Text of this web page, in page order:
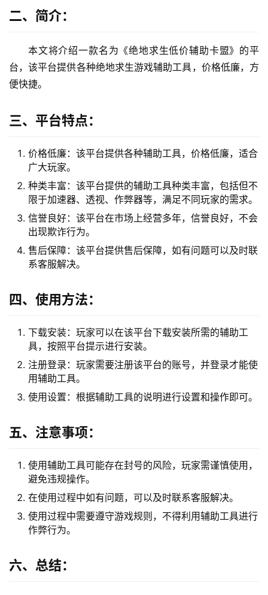
二、简介：
本文将介绍一款名为《绝地求生低价辅助卡盟》的平
台，该平台提供各种绝地求生游戏辅助工具，价格低廉，方
便快捷。
三、平台特点：
价格低廉：该平台提供各种辅助工具，价格低廉，适合
广大玩家。
种类丰富：该平台提供的辅助工具种类丰富，包括但不
限于加速器、透视、作弊器等，满足不同玩家的需求。
信誉良好：该平台在市场上经营多年，信誉良好，不会
出现欺诈行为。
售后保障：该平台提供售后保障，如有问题可以及时联
系客服解决。
四、使用方法：
下载安装：玩家可以在该平台下载安装所需的辅助工
具，按照平台提示进行安装。
注册登录：玩家需要注册该平台的账号，并登录才能使
用辅助工具。
使用设置：根据辅助工具的说明进行设置和操作即可。
五、注意事项：
使用辅助工具可能存在封号的风险，玩家需谨慎使用，
避免违规操作。
在使用过程中如有问题，可以及时联系客服解决。
使用过程中需要遵守游戏规则，不得利用辅助工具进行
作弊行为。
六、总结：